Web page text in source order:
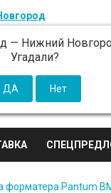
— Нижний
Угадали?
форматера Pantum